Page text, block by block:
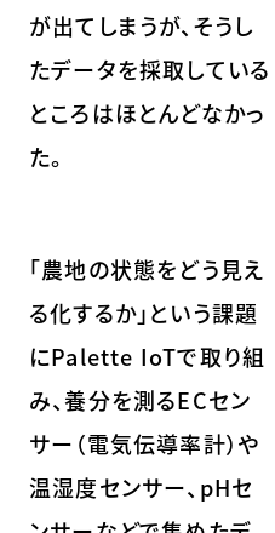
が出てしまうが、そうし
たデータを採取している
ところはほとんどなかっ
た。
「農地の状態をどう見え
る化するか」という課題
にPalette IoTで取り組
み、養分を測るECセン
サー（電気伝導率計）や
温湿度センサー、pHセ